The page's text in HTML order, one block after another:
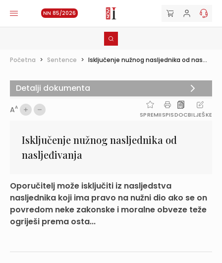
NN 85/2026
Početna > Sentence > Isključenje nužnog nasljednika od nas...
AA
SPREMIISPISDOCBILJEŠKE
Isključenje nužnog nasljednika od
nasljeđivanja
Oporučitelj može isključiti iz nasljedstva
nasljednika koji ima pravo na nužni dio ako se on
povredom neke zakonske i moralne obveze teže
ogriješi prema osta...
Detalji dokumenta